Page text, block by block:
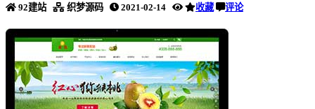
92建站 织梦源码 2021-02-14 收藏 评论